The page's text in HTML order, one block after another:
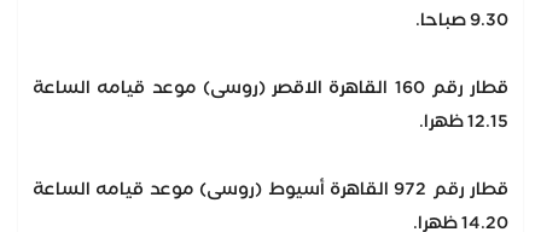
9.30 صباحا.
قطار رقم 160 القاهرة الاقصر (روسى) موعد قيامه الساعة
12.15 ظهرا.
قطار رقم 972 القاهرة أسيوط (روسى) موعد قيامه الساعة
14.20 ظهرا.